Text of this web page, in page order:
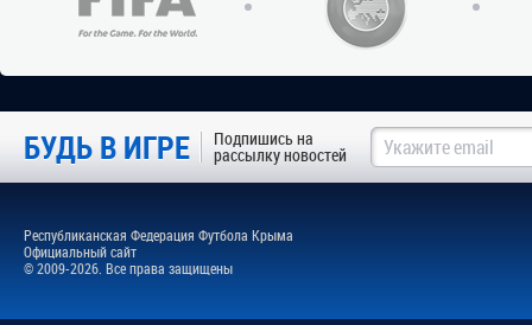
БУДЬ В ИГРЕ Подпишись на
рассылку новостей
Республиканская Федерация Футбола Крыма
Официальный сайт
© 2009-2026. Все права защищены